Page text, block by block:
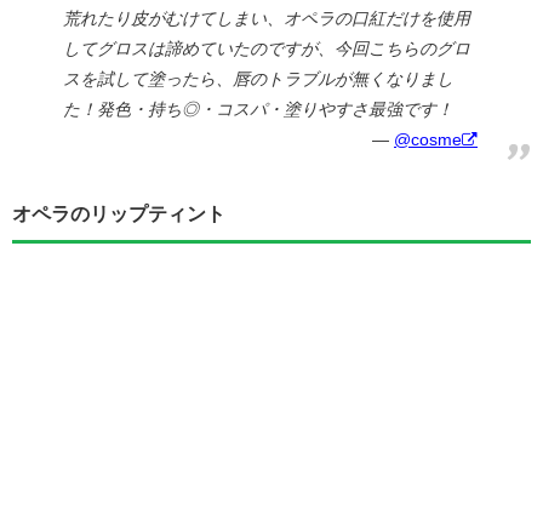
荒れたり皮がむけてしまい、オペラの口紅だけを使用
してグロスは諦めていたのですが、今回こちらのグロ
スを試して塗ったら、唇のトラブルが無くなりまし
た！発色・持ち◎・コスパ・塗りやすさ最強です！
@cosme
オペラのリップティント